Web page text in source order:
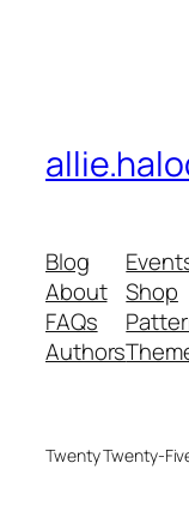
Blog
About
FAQs
Authors
Shop
Twenty Twenty-